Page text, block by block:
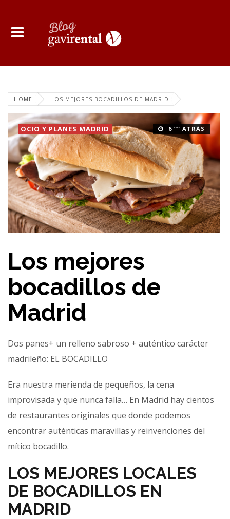
HOME LOS MEJORES BOCADILLOS DE MADRID
6 “” ATRÁS
OCIO Y PLANES MADRID
Los mejores
bocadillos de
Madrid
Dos panes+ un relleno sabroso + auténtico carácter
madrileño: EL BOCADILLO
Era nuestra merienda de pequeños, la cena
improvisada y que nunca falla… En Madrid hay cientos
de restaurantes originales que donde podemos
encontrar auténticas maravillas y reinvenciones del
mítico bocadillo.
LOS MEJORES LOCALES
DE BOCADILLOS EN
MADRID